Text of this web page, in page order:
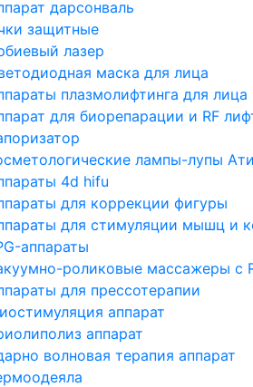
дарсонваль
защитные
лазер
маска для лица
плазмолифтинга для лица
для биорепарации и RF
лампы-лупы
4d hifu
для коррекции фигуры
для стимуляции мышц и
аппараты
роликовые массажеры с
для прессотерапии
аппарат
аппарат
волновая терапия аппарат